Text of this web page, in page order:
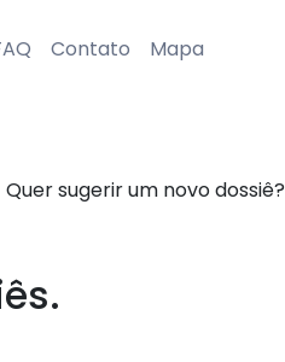
Contato Mapa
Quer sugerir um novo dossiê?